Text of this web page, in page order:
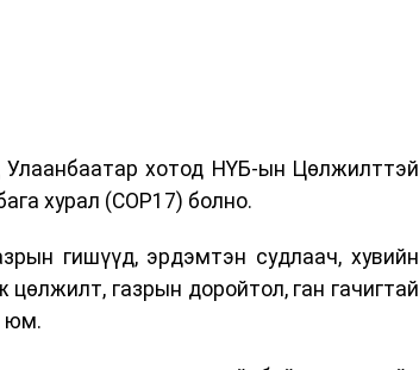
хотод НҮБ-ын Цөлжилттэй
хурал (COP17) болно.
гишүүд, эрдэмтэн судлаач, хувийн
цөлжилт, газрын доройтол, ган гачигтай
юм.